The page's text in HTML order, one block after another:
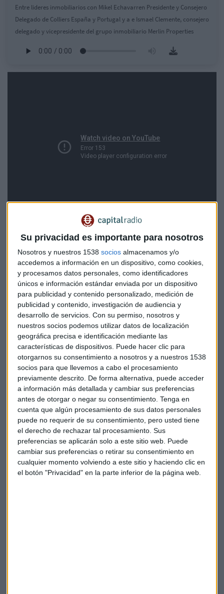
Su privacidad es importante para nosotros
Nosotros y nuestros 1538 socios almacenamos y/o
accedemos a información en un dispositivo, como cookies,
y procesamos datos personales, como identificadores
únicos e información estándar enviada por un dispositivo
para publicidad y contenido personalizado, medición de
publicidad y contenido, investigación de audiencia y
desarrollo de servicios. Con su permiso, nosotros y
nuestros socios podemos utilizar datos de localización
geográfica precisa e identificación mediante las
características de dispositivos. Puede hacer clic para
otorgarnos su consentimiento a nosotros y a nuestros 1538
socios para que llevemos a cabo el procesamiento
previamente descrito. De forma alternativa, puede acceder
a información más detallada y cambiar sus preferencias
antes de otorgar o negar su consentimiento. Tenga en
cuenta que algún procesamiento de sus datos personales
puede no requerir de su consentimiento, pero usted tiene
el derecho de rechazar tal procesamiento. Sus
preferencias se aplicarán solo a este sitio web. Puede
cambiar sus preferencias o retirar su consentimiento en
cualquier momento volviendo a este sitio y haciendo clic en
el botón "Privacidad" en la parte inferior de la página web.
Entre lideres inmobiliarios con Mikel Echavarren Presidente y Consejero
Delegado de Colliers España y Portugal y a e Ismael Clemente, consejero
delegado y vicepresidente del grupo inmobiliario Merlin Properties
¿Se puede abaratar la vivienda en España?
Clemente y Echavarren creen que dotar de mayor seguridad
jurídica a un sector que está en entredicho desde la crisis
financiera de 2008, así como aumentar la oferta, ya sea con
nueva construcción o con transformaciones de edificios de
oficinas en viviendas, por ejemplo, podría servir de ayuda
para suavizar los precios.
Sin embargo, las estimaciones dicen que la inversión
inmobiliaria podría crecer a doble dígito en nuestro país.
Pese a las cifras, Clemente cuestiona el tipo de inversor que
llega. "En terciario nada, no hay pulso", afirma. El CEO de
Merlin Properties asegura que el capital que entrará a
España será "más especulativo, de mayor coste".
El coste del capital, precisamente, es uno de los grandes
causantes de los altos precios de la vivienda en España,
según Clemente: "Si para desarrollar vivienda, te las tiene
que desarrollar un fondo de capital riesgo, que tiene un
coste de capital del 20% y le tiene que financiar un fondo de
deuda que tiene un retorno exigido del 12%, pues a esa